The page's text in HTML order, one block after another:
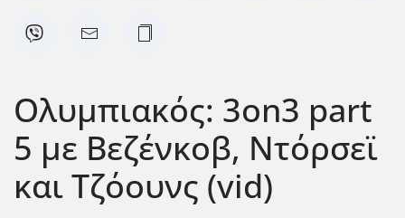
Ολυμπιακός: 3on3 part
5 με Βεζένκοβ, Ντόρσεϊ
και Τζόουνς (vid)